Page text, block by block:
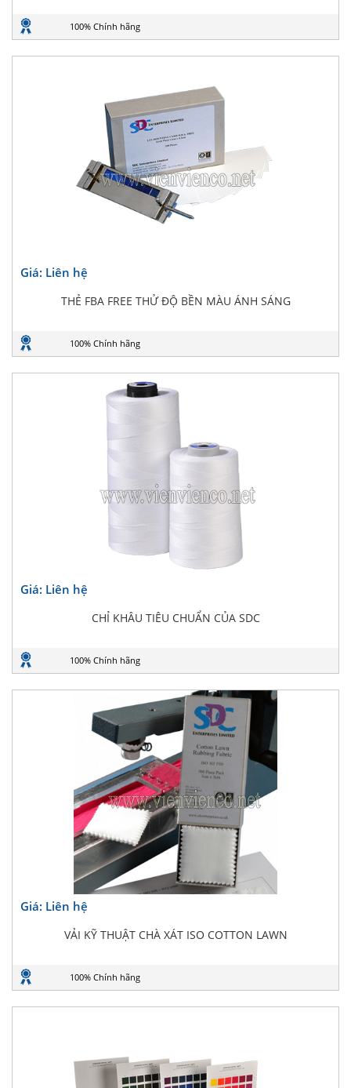
100% Chính hãng
Giá: Liên hệ
THẺ FBA FREE THỬ ĐỘ BỀN MÀU ÁNH SÁNG
100% Chính hãng
Giá: Liên hệ
CHỈ KHÂU TIÊU CHUẨN CỦA SDC
100% Chính hãng
Giá: Liên hệ
VẢI KỸ THUẬT CHÀ XÁT ISO COTTON LAWN
100% Chính hãng